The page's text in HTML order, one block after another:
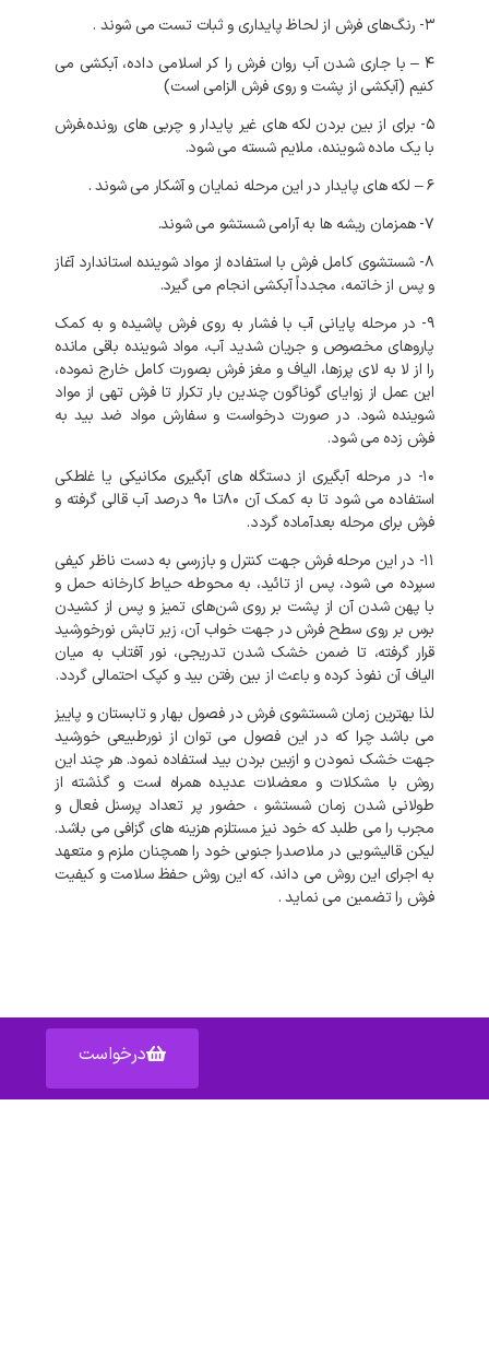
۳- رنگ‌های فرش از لحاظ پایداری و ثبات تست می شوند .
۴ – با جاری شدن آب روان فرش را کر اسلامی داده، آبکشی می
کنیم (آبکشی از پشت و روی فرش الزامی است)
۵- برای از بین بردن لکه های غیر پایدار و چربی های رونده،فرش
با یک ماده شوینده، ملایم شسته می شود.
۶ – لکه های پایدار در این مرحله نمایان و آشکار می شوند .
۷- همزمان ریشه ها به آرامی شستشو می شوند.
۸- شستشوی کامل فرش با استفاده از مواد شوینده استاندارد آغاز
و پس از خاتمه، مجدداً آبکشی انجام می گیرد.
۹- در مرحله پایانی آب با فشار به روی فرش پاشیده و به کمک
پاروهای مخصوص و جریان شدید آب، مواد شوینده باقی مانده
را از لا به لای پرزها، الیاف و مغز فرش بصورت کامل خارج نموده،
این عمل از زوایای گوناگون چندین بار تکرار تا فرش تهی از مواد
شوینده شود. در صورت درخواست و سفارش مواد ضد بید به
فرش زده می شود.
۱۰- در مرحله آبگیری از دستگاه های آبگیری مکانیکی یا غلطکی
استفاده می شود تا به کمک آن ۸۰تا ۹۰ درصد آب قالی گرفته و
فرش برای مرحله بعدآماده گردد.
۱۱- در این مرحله فرش جهت کنترل و بازرسی به دست ناظر کیفی
سپرده می شود، پس از تائید، به محوطه حیاط کارخانه حمل و
با پهن شدن آن از پشت بر روی شن‌های تمیز و پس از کشیدن
برس بر روی سطح فرش در جهت خواب آن، زیر تابش نورخورشید
قرار گرفته، تا ضمن خشک شدن تدریجی، نور آفتاب به میان
الیاف آن نفوذ کرده و باعث از بین رفتن بید و کپک احتمالی گردد.
لذا بهترین زمان شستشوی فرش در فصول بهار و تابستان و پاییز
می باشد چرا که در این فصول می توان از نورطبیعی خورشید
جهت خشک نمودن و ازبین بردن بید استفاده نمود. هر چند این
روش با مشکلات و معضلات عدیده همراه است و گذشته از
طولانی شدن زمان شستشو ، حضور پر تعداد پرسنل فعال و
مجرب را می طلبد که خود نیز مستلزم هزینه های گزافی می باشد.
لیکن قالیشویی در ملاصدرا جنوبی خود را همچنان ملزم و متعهد
به اجرای این روش می داند، که این روش حفظ سلامت و کیفیت
فرش را تضمین می نماید .
درخواست